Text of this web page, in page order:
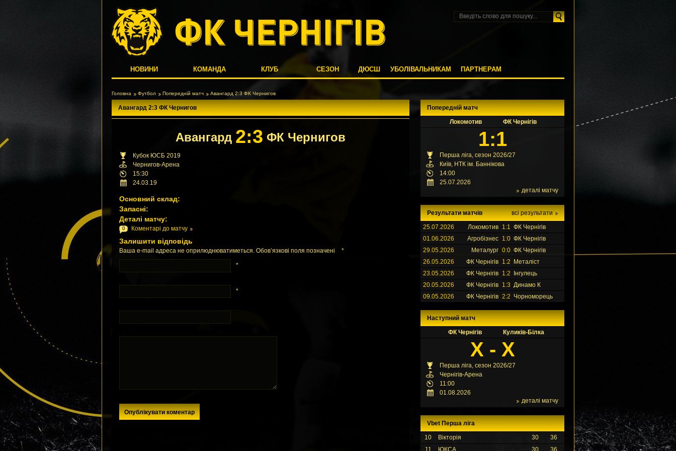
НОВИНИ КОМАНДА КЛУБ СЕЗОН ДЮСШ УБОЛІВАЛЬНИКАМ ПАРТНЕРАМ
Головна Футбол Попередній матч Авангард 2:3 ФК Чернигов
Авангард 2:3 ФК Чернигов
Авангард 2:3 ФК Чернигов
Кубок ЮСБ 2019
Чернигов-Арена
15:30
24.03.19
Основний склад:
Запасні:
Деталі матчу:
0 Коментарі до матчу
Залишити відповідь
Ваша e-mail адреса не оприлюднюватиметься. Обов’язкові поля позначені *
*
*
Попередній матч
Локомотив
ФК Чернігів
1:1
Перша ліга, сезон 2026/27
Київ, НТК ім. Баннікова
14:00
25.07.2026
деталі матчу
всі результати
Результати матчів
25.07.2026
Локомотив 1:1 ФК Чернігів
01.06.2026
Агробізнес 1:0 ФК Чернігів
29.05.2026
Металург 0:0 ФК Чернігів
26.05.2026
ФК Чернігів 1:2
Металіст
23.05.2026
ФК Чернігів 1:2
Інгулець
20.05.2026
ФК Чернігів 1:3 Динамо К
09.05.2026
ФК Чернігів 2:2 Чорноморець
Наступний матч
ФК Чернігів
Куликів-Білка
X - X
Перша ліга, сезон 2026/27
Чернігів-Арена
11:00
01.08.2026
деталі матчу
Vbet Перша ліга
10
Вікторія 30
36
11
ЮКСА 30 36